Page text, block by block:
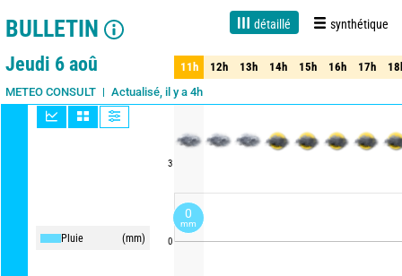
BULLETIN détaillé synthétique
Live 1 jour 3 jours 15 jours Fiabilité 80%
Jeudi 6 aoû
METEO CONSULT Actualisé, il y a 4h
Pluie (mm)
3
0
11h 12h 13h 14h 15h 16h 17h
11h 12h 13h 14h 15h 16h 17h
0
mm